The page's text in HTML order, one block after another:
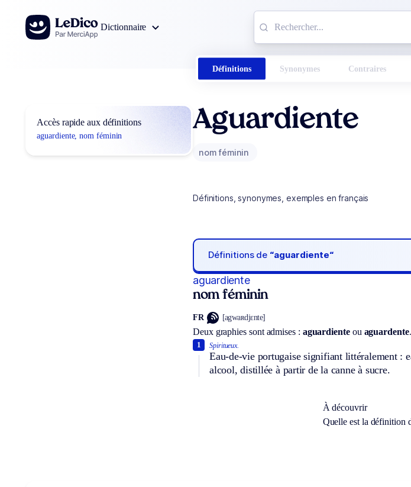
Aller au contenu
Dictionnaire
Définitions Synonymes Contraires
Accès rapide aux définitions
aguardiente, nom féminin
Aguardiente
nom féminin
Définitions, synonymes, exemples en français
Définitions de “aguardiente“
aguardiente
nom féminin
FR [agwaʀdjɛnte]
Deux graphies sont admises : aguardienteou aguardente.
Spiritueux.
Eau-de-vie portugaise signifiant littéralement :
alcool, distillée à partir de la canne à sucre.
1
À découvrir
Quelle est la définition